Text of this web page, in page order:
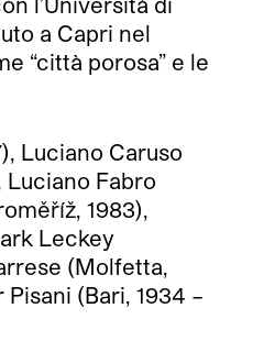
a Capri nel
“città porosa” e le
Luciano Caruso
Luciano Fabro
1983),
Leckey
(Molfetta,
(Bari, 1934 –